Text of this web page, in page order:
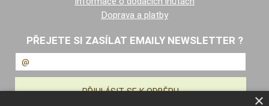
Doprava a platby
PŘEJETE SI ZASÍLAT EMAILY NEWSLETTER ?
×